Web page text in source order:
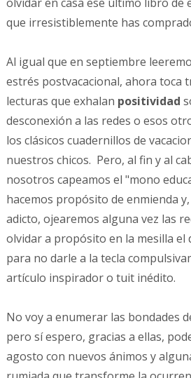
que irresistiblemente has
Al igual que en septiembre
estrés postvacacional, ahora toca
lecturas que exhalan positividad
desconexión a las redes o esos
los clásicos cuadernillos de
nuestros chicos. Pero, al fin y al
nosotros capeamos el "mono
hacemos propósito de enmienda
adicto, ojearemos alguna vez las
olvidar a propósito en la mesilla el
para no darle a la tecla
artículo inspirador o tuit inédito.
No voy a enumerar las bondades
pero sí espero, gracias a ellas,
agosto con nuevos ánimos y